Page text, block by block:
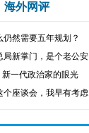
海外网评
然需要五年规划？
局新掌门，是个老公安
新一代政治家的眼光
个座谈会，我早有考虑